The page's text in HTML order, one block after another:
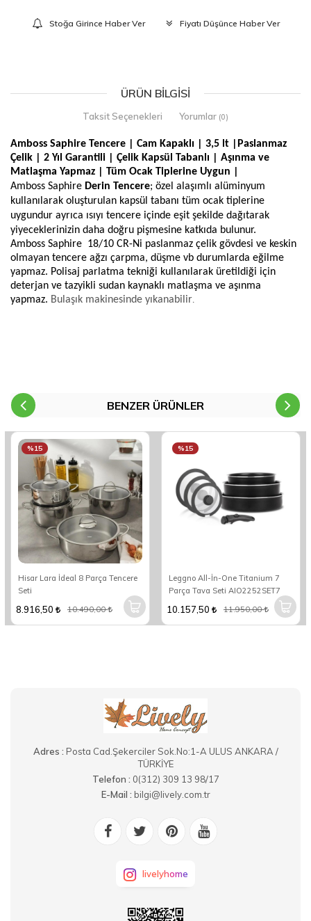
Stoğa Girince Haber Ver Fiyatı Düşünce Haber Ver
ÜRÜN BILGISI
Taksit Seçenekleri Yorumlar (0)
Amboss Saphire Tencere | Cam Kapaklı | 3,5 lt |Paslanmaz
Çelik | 2 Yıl Garantili | Çelik Kapsül Tabanlı | Aşınma ve
Matlaşma Yapmaz | Tüm Ocak Tiplerine Uygun |
Amboss Saphire Derin Tencere; özel alaşımlı alüminyum
kullanılarak oluşturulan kapsül tabanı tüm ocak tiplerine
uygundur ayrıca ısıyı tencere içinde eşit şekilde dağıtarak
yiyeceklerinizin daha doğru pişmesine katkıda bulunur.
Amboss Saphire 18/10 CR-Ni paslanmaz çelik gövdesi ve keskin
olmayan tencere ağzı çarpma, düşme vb durumlarda eğilme
yapmaz. Polisaj parlatma tekniği kullanılarak üretildiği için
deterjan ve tazyikli sudan kaynaklı matlaşma ve aşınma
yapmaz. Bulaşık makinesinde yıkanabilir.
BENZER ÜRÜNLER
Hisar Lara İdeal 8 Parça Tencere
Seti
%15
8.916,50 10.490,00
Leggno All-İn-One Titanium 7
Parça Tava Seti AIO2252SET7
%15
10.157,50 11.950,00
Adres : Posta Cad.Şekerciler Sok.No:1-A ULUS ANKARA /
TÜRKİYE
Telefon : 0(312) 309 13 98/17
E-Mail : bilgi@lively.com.tr
livelyhome